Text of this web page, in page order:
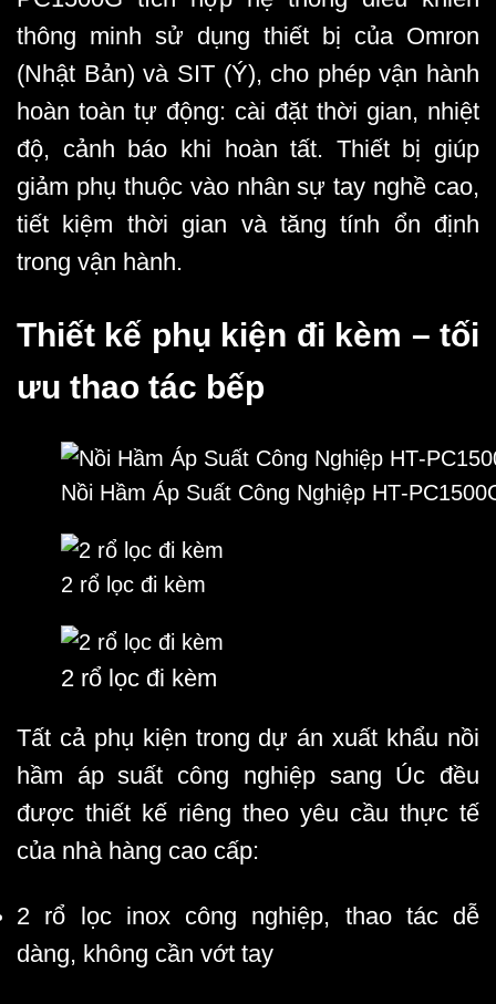
thông minh sử dụng thiết bị của Omron
(Nhật Bản) và SIT (Ý), cho phép vận hành
hoàn toàn tự động: cài đặt thời gian, nhiệt
độ, cảnh báo khi hoàn tất. Thiết bị giúp
giảm phụ thuộc vào nhân sự tay nghề cao,
tiết kiệm thời gian và tăng tính ổn định
trong vận hành.
Thiết kế phụ kiện đi kèm – tối
ưu thao tác bếp
Nồi Hầm Áp Suất Công Nghiệp
2 rổ lọc đi kèm
2 rổ lọc đi kèm
Tất cả phụ kiện trong dự án xuất khẩu nồi
hầm áp suất công nghiệpsang Úc đều
được thiết kế riêng theo yêu cầu thực tế
của nhà hàng cao cấp:
2 rổ lọc inox công nghiệp, thao tác dễ
dàng, không cần vớt tay